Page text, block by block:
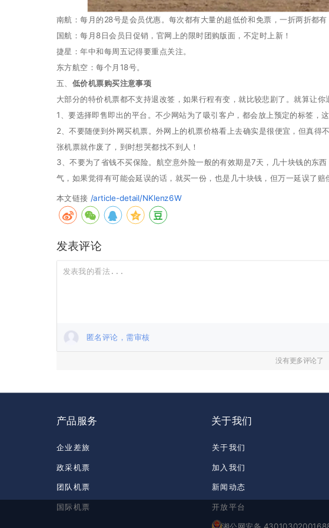
南航：每月的28号是会员优惠。每次都有大量的超低价和免票，一折两折都有
国航：每月8日会员日促销，官网上的限时团购版面，不定时上新！
捷星：年中和每周五记得要重点关注。
东方航空：每个月18号。
五、 低价机票购买注意事项
大部分的特价机票都不支持退改签，如果行程有变，就比较悲剧了。就算让你
1、要选择即售即出的平台。不少网站为了吸引客户，都会放上预定的标签，
2、不要随便到外网买机票。外网上的机票价格看上去确实是很便宜，但真得
张机票就作废了，到时想哭都找不到人！
3、不要为了省钱不买保险。航空意外险一般的有效期是7天，几十块钱的东
气，如果觉得有可能会延误的话，就买一份，也是几十块钱，但万一延误了赔
本文链接 /article-detail/NKlenz6W
发表评论
匿名评论，需审核
没有更多评论了
产品服务 关于我们
企业差旅 关于我们
政采机票 加入我们
团队机票 新闻动态
国际机票 开放平台
湘公网安备